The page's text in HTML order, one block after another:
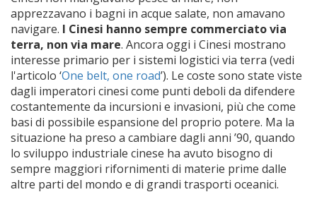
apprezzavano i bagni in acque salate, non amavano
navigare. I Cinesi hanno sempre commerciato via
terra, non via mare. Ancora oggi i Cinesi mostrano
interesse primario per i sistemi logistici via terra (vedi
l'articolo ‘One belt, one road’). Le coste sono state viste
dagli imperatori cinesi come punti deboli da difendere
costantemente da incursioni e invasioni, più che come
basi di possibile espansione del proprio potere. Ma la
situazione ha preso a cambiare dagli anni ’90, quando
lo sviluppo industriale cinese ha avuto bisogno di
sempre maggiori rifornimenti di materie prime dalle
altre parti del mondo e di grandi trasporti oceanici.